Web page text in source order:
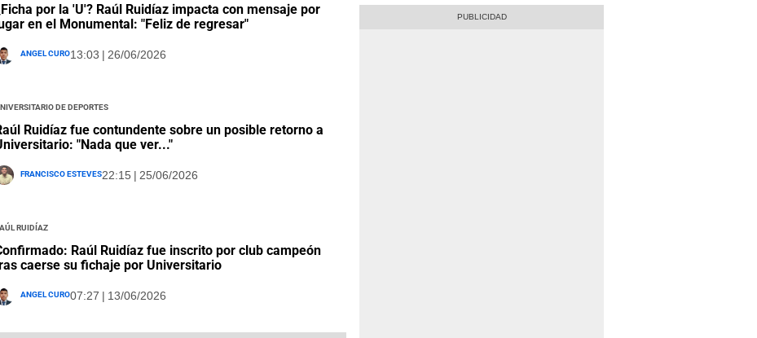
por la 'U'? Raúl Ruidíaz impacta con mensaje por
en el Monumental: "Feliz de regresar"
Angel Curo13:03 | 26/06/2026
de Deportes
Ruidíaz fue contundente sobre un posible retorno a
"Nada que ver..."
Francisco Esteves22:15 | 25/06/2026
Ruidíaz
Raúl Ruidíaz fue inscrito por club campeón
caerse su fichaje por Universitario
Angel Curo07:27 | 13/06/2026